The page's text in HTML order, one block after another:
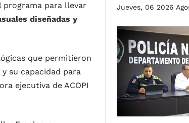
programa para llevar
diseñadas y
que permitieron
su capacidad para
ejecutiva de ACOPI
Jueves, 06 2026